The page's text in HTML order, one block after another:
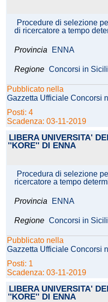
Procedure di selezione
di ricercatore a tempo
Provincia ENNA
Regione Concorsi in
Pubblicato nella
Gazzetta Ufficiale Concorsi
Posti: 4
Scadenza: 03-11-2019
LIBERA UNIVERSITA'
''KORE'' DI ENNA
Procedura di selezione
ricercatore a tempo
Provincia ENNA
Regione Concorsi in
Pubblicato nella
Gazzetta Ufficiale Concorsi
Posti: 1
Scadenza: 03-11-2019
LIBERA UNIVERSITA'
''KORE'' DI ENNA